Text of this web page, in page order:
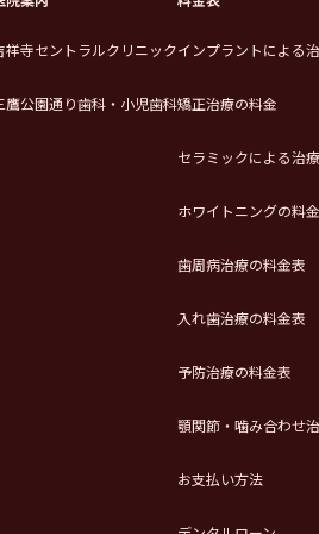
祥寺セントラルクリニック
鷹公園通り歯科・小児歯科
インプラントによる
矯正治療の料金
セラミックによる治
ホワイトニングの料
歯周病治療の料金表
入れ歯治療の料金表
予防治療の料金表
顎関節・噛み合わせ
お支払い方法